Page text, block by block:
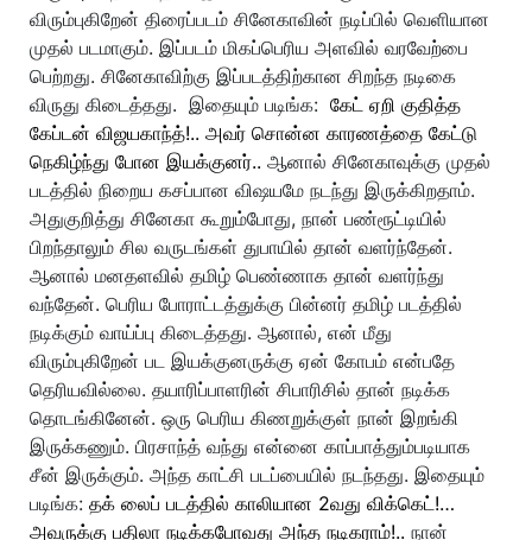
விரும்புகிறேன் திரைப்படம் சினேகாவின் நடிப்பில் வெளியான
முதல் படமாகும். இப்படம் மிகப்பெரிய அளவில் வரவேற்பை
பெற்றது. சினேகாவிற்கு இப்படத்திற்கான சிறந்த நடிகை
விருது கிடைத்தது. இதையும் படிங்க: கேட் ஏறி குதித்த
கேப்டன் விஜயகாந்த்!.. அவர் சொன்ன காரணத்தை கேட்டு
நெகிழ்ந்து போன இயக்குனர்.. ஆனால் சினேகாவுக்கு முதல்
படத்தில் நிறைய கசப்பான விஷயமே நடந்து இருக்கிறதாம்.
அதுகுறித்து சினேகா கூறும்போது, நான் பண்ரூட்டியில்
பிறந்தாலும் சில வருடங்கள் துபாயில் தான் வளர்ந்தேன்.
ஆனால் மனதளவில் தமிழ் பெண்ணாக தான் வளர்ந்து
வந்தேன். பெரிய போராட்டத்துக்கு பின்னர் தமிழ் படத்தில்
நடிக்கும் வாய்ப்பு கிடைத்தது. ஆனால், என் மீது
விரும்புகிறேன் பட இயக்குனருக்கு ஏன் கோபம் என்பதே
தெரியவில்லை. தயாரிப்பாளரின் சிபாரிசில் தான் நடிக்க
தொடங்கினேன். ஒரு பெரிய கிணறுக்குள் நான் இறங்கி
இருக்கணும். பிரசாந்த் வந்து என்னை காப்பாத்தும்படியாக
சீன் இருக்கும். அந்த காட்சி படப்பையில் நடந்தது. இதையும்
படிங்க: தக் லைப் படத்தில் காலியான 2வது விக்கெட்!…
அவருக்கு பதிலா நடிக்கபோவது அந்த நடிகராம்!.. நான்